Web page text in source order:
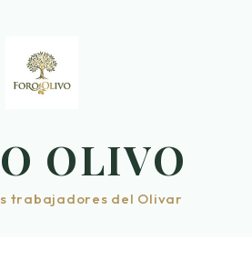
OLIVO
trabajadores del Olivar